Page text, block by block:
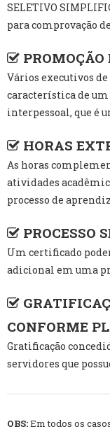
SELETIVO
para comprovação
Vários executivos
característica de
interpessoal, que é
HORAS
As horas
atividades
processo de
PROCESSO
Um certificado
adicional em uma
CONFORME
Gratificação
servidores que
OBS:Em todos os